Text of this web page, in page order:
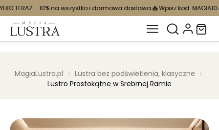
wszystko i darmowa dostawa🔥Wpisz kod: MAGIA10🔥TYLKO TERAZ:
MagiaLustra.pl › Lustra bez podświetlenia, klasyczne ›
Lustro Prostokątne w Srebrnej Ramie